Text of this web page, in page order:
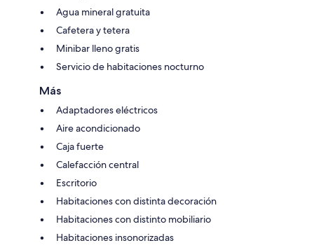
Agua mineral gratuita
Cafetera y tetera
Minibar lleno gratis
Servicio de habitaciones nocturno
Más
Adaptadores eléctricos
Aire acondicionado
Caja fuerte
Calefacción central
Escritorio
Habitaciones con distinta decoración
Habitaciones con distinto mobiliario
Habitaciones insonorizadas